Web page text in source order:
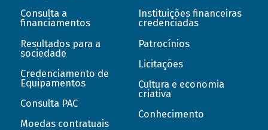
Consulta a
financiamentos
Resultados para a
sociedade
Credenciamento de
Equipamentos
Consulta PAC
Moedas contratuais
Instituições financeiras
credenciadas
Patrocínios
Licitações
Cultura e economia
criativa
Conhecimento